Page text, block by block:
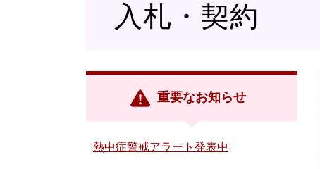
入札・契約
重要なお知らせ
熱中症警戒アラート発表中